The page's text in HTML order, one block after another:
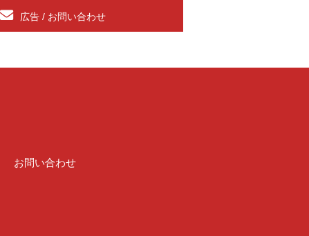
広告 / お問い合わせ
お問い合わせ